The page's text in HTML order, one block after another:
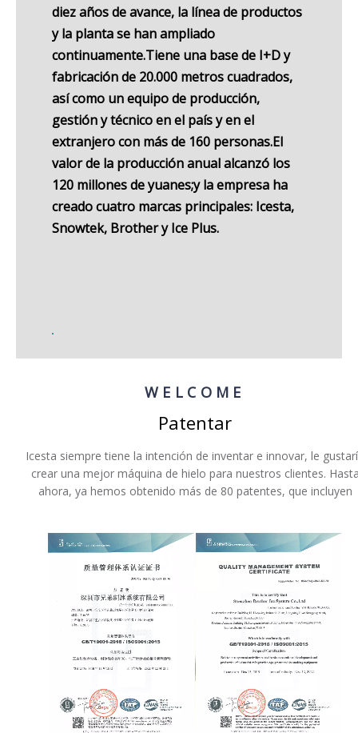
diez años de avance, la línea de productos
y la planta se han ampliado
continuamente.Tiene una base de I+D y
fabricación de 20.000 metros cuadrados,
así como un equipo de producción,
gestión y técnico en el país y en el
extranjero con más de 160 personas.El
valor de la producción anual alcanzó los
120 millones de yuanes;y la empresa ha
creado cuatro marcas principales: Icesta,
Snowtek, Brother y Ice Plus.
WELCOME
Patentar
Icesta siempre tiene la intención de inventar e innovar, le
crear una mejor máquina de hielo para nuestros clientes.
ahora, ya hemos obtenido más de 80 patentes, que incluyen